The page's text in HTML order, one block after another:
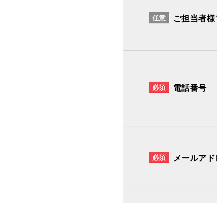
任意 ご担当者
必須 電話番号
必須 メールアド